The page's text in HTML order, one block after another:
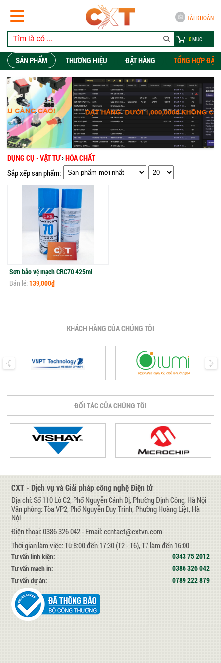
TÀI KHOẢN
0MỤC
SẢN PHẨM THƯƠNG HIỆU ĐẶT HÀNG TỔNG HỢP ĐẶT
DỤNG CỤ - VẬT TƯ›HÓA CHẤT
Sắp xếp sản phẩm:
Sơn bảo vệ mạch CRC70 425ml
Bán lẻ:139,000₫
KHÁCH HÀNG CỦA CHÚNG TÔI
prev next
ĐỐI TÁC CỦA CHÚNG TÔI
CXT - Dịch vụ và Giải pháp công nghệ Điện tử
Địa chỉ: Số 110 Lô C2, Phố Nguyễn Cảnh Dị, Phường Định Công, Hà Nội
Văn phòng: Tòa VP2, Phố Nguyễn Duy Trinh, Phường Hoàng Liệt, Hà
Nội
Điện thoại: 0386 326 042 - Email: contact@cxtvn.com
Thời gian làm việc: Từ 8:00 đến 17:30 (T2 - T6), T7 làm đến 16:00
Tư vấn linh kiện:
0343 75 2012
Tư vấn mạch in:
0386 326 042
Tư vấn dự án:
0789 222 879